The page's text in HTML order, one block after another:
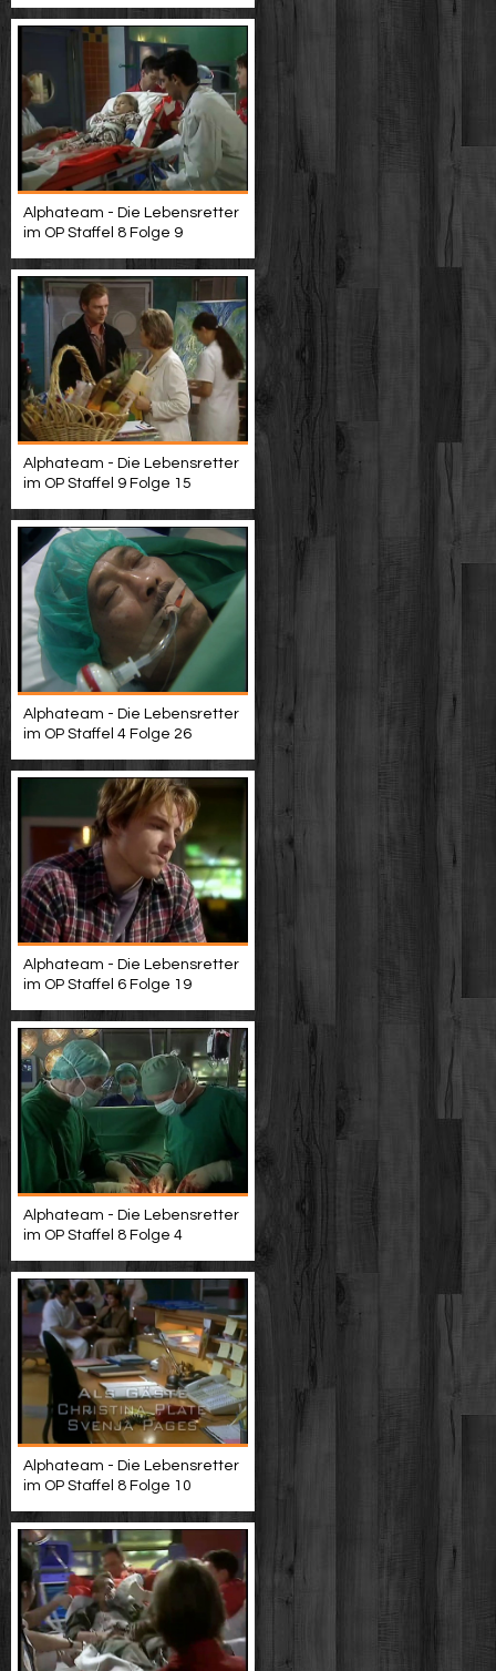
Alphateam - Die Lebensretter
im OP Staffel 8 Folge 9
Alphateam - Die Lebensretter
im OP Staffel 9 Folge 15
Alphateam - Die Lebensretter
im OP Staffel 4 Folge 26
Alphateam - Die Lebensretter
im OP Staffel 6 Folge 19
Alphateam - Die Lebensretter
im OP Staffel 8 Folge 4
Alphateam - Die Lebensretter
im OP Staffel 8 Folge 10